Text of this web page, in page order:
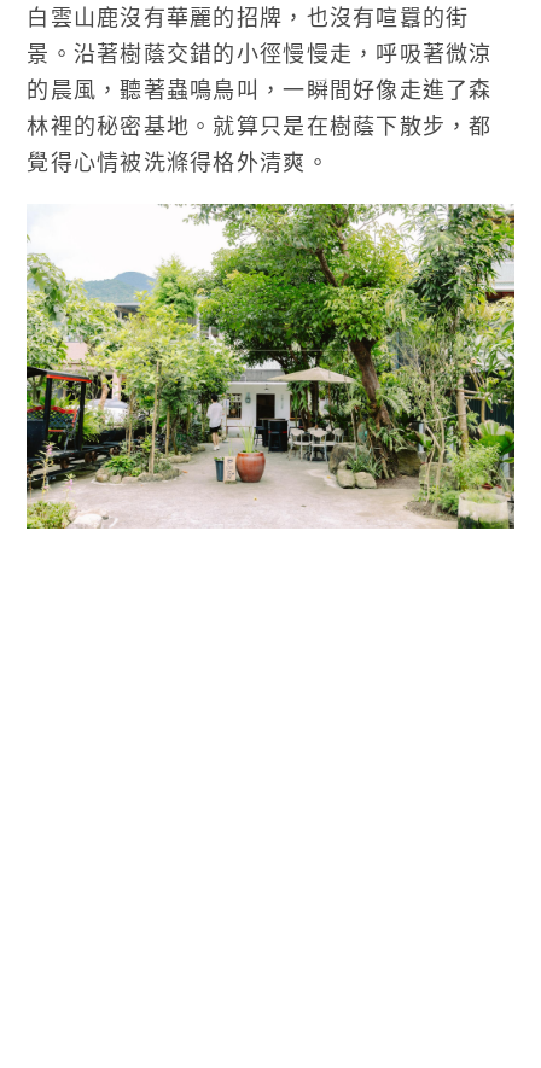
白雲山鹿沒有華麗的招牌，也沒有喧囂的街
景。沿著樹蔭交錯的小徑慢慢走，呼吸著微涼
的晨風，聽著蟲鳴鳥叫，一瞬間好像走進了森
林裡的秘密基地。就算只是在樹蔭下散步，都
覺得心情被洗滌得格外清爽。